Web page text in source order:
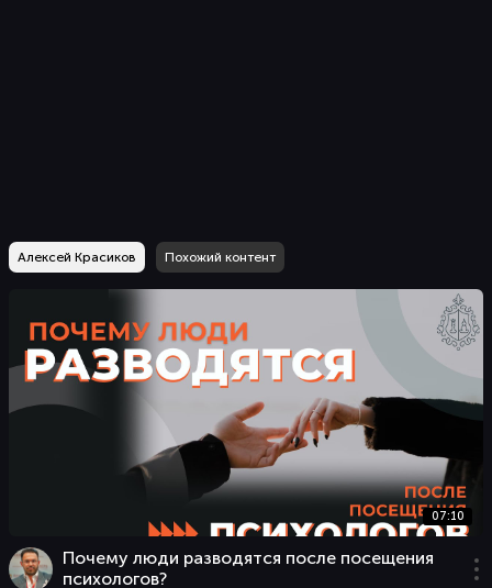
Алексей Красиков Похожий контент
07:10
Почему люди разводятся после посещения
психологов?